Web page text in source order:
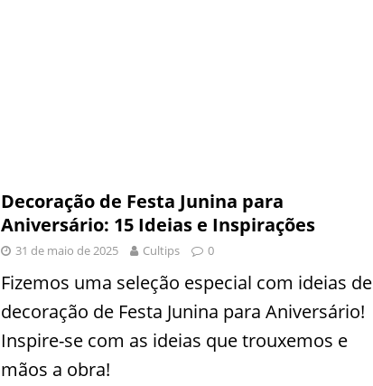
Decoração de Festa Junina para
Aniversário: 15 Ideias e Inspirações
31 de maio de 2025 Cultips 0
Fizemos uma seleção especial com ideias de
decoração de Festa Junina para Aniversário!
Inspire-se com as ideias que trouxemos e
mãos a obra!